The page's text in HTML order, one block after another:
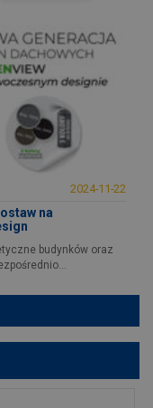
2024-11-22
na
budynków oraz